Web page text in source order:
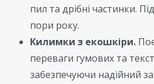
пил та дрібні частинки.
пори року.
Килимки з екошкіри.
переваги гумових та
забезпечуючи надійний